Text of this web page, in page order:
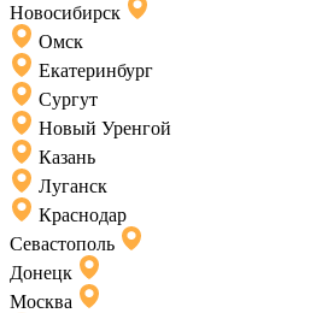
Новосибирск
Омск
Екатеринбург
Сургут
Новый Уренгой
Казань
Луганск
Краснодар
Севастополь
Донецк
Москва